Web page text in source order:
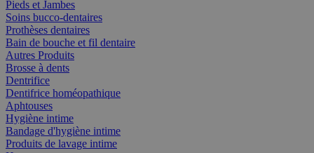
Pieds et Jambes
Soins bucco-dentaires
Prothèses dentaires
Bain de bouche et fil dentaire
Autres Produits
Brosse à dents
Dentrifice
Dentifrice homéopathique
Aphtouses
Hygiène intime
Bandage d'hygiène intime
Produits de lavage intime